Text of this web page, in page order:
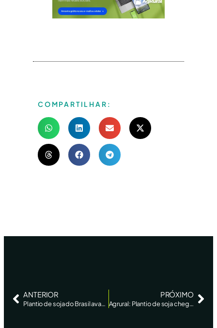
COMPARTILHAR:
ANTERIOR
Plantio de soja do Brasil avançou na última semana com chuvas no Centro-Oeste, diz AgRural
PRÓXIMO
Agrural: Plantio de soja chega a 36% no Brasil com Cerrado precisando de chuva